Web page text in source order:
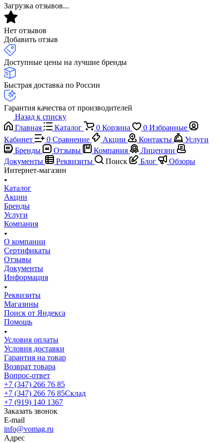
Загрузка отзывов...
Нет отзывов
Добавить отзыв
Доступные цены на лучшие бренды
Быстрая доставка по России
Гарантия качества от производителей
Назад к списку
Главная
Каталог 0 Корзина 0 Избранные
Кабинет
0 Сравнение Акции Контакты
Услуги
Бренды
Отзывы Компания
Лицензии
Документы
Реквизиты Поиск Блог
Обзоры
Интернет-магазин
Каталог
Акции
Бренды
Услуги
Компания
О компании
Сертификаты
Отзывы
Документы
Информация
Реквизиты
Магазины
Поиск от Яндекса
Помощь
Условия оплаты
Условия доставки
Гарантия на товар
Возврат товара
Вопрос-ответ
+7 (347) 266 76 85
+7 (347) 266 76 85Склад
+7 (919) 140 1367
Заказать звонок
E-mail
info@vomag.ru
Адрес